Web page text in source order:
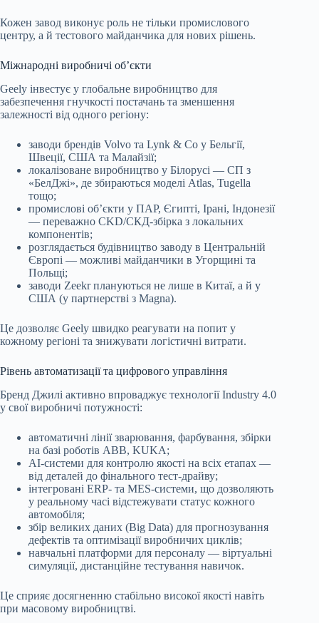
Кожен завод виконує роль не тільки промислового
центру, а й тестового майданчика для нових рішень.
Міжнародні виробничі об’єкти
Geely інвестує у глобальне виробництво для
забезпечення гнучкості постачань та зменшення
залежності від одного регіону:
заводи брендів Volvo та Lynk & Co у Бельгії,
Швеції, США та Малайзії;
локалізоване виробництво у Білорусі — СП з
«БелДжі», де збираються моделі Atlas, Tugella
тощо;
промислові об’єкти у ПАР, Єгипті, Ірані, Індонезії
— переважно CKD/СКД-збірка з локальних
компонентів;
розглядається будівництво заводу в Центральній
Європі — можливі майданчики в Угорщині та
Польщі;
заводи Zeekr плануються не лише в Китаї, а й у
США (у партнерстві з Magna).
Це дозволяє Geely швидко реагувати на попит у
кожному регіоні та знижувати логістичні витрати.
Рівень автоматизації та цифрового управління
Бренд Джилі активно впроваджує технології Industry 4.0
у свої виробничі потужності:
автоматичні лінії зварювання, фарбування, збірки
на базі роботів ABB, KUKA;
AI-системи для контролю якості на всіх етапах —
від деталей до фінального тест-драйву;
інтегровані ERP- та MES-системи, що дозволяють
у реальному часі відстежувати статус кожного
автомобіля;
збір великих даних (Big Data) для прогнозування
дефектів та оптимізації виробничих циклів;
навчальні платформи для персоналу — віртуальні
симуляції, дистанційне тестування навичок.
Це сприяє досягненню стабільно високої якості навіть
при масовому виробництві.